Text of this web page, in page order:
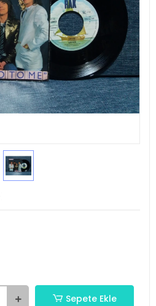
Sepete Ekle